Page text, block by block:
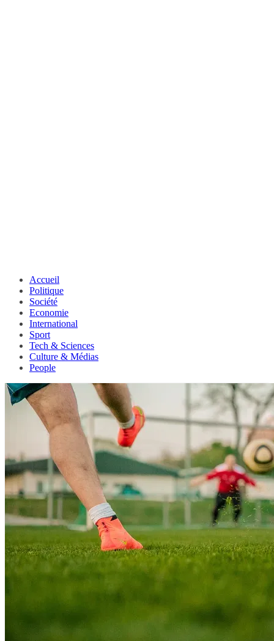
Accueil
Politique
Société
Economie
International
Sport
Tech & Sciences
Culture & Médias
People